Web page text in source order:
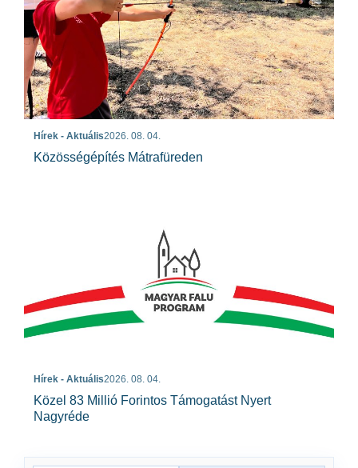
Hírek - Aktuális2026. 08. 04.
Közösségépítés Mátrafüreden
Hírek - Aktuális2026. 08. 04.
Közel 83 Millió Forintos Támogatást Nyert
Nagyréde